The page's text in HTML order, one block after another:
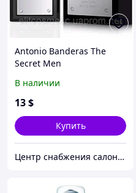
Antonio Banderas The
Secret Men
В наличии
13$
Купить
Центр снабжения салонов красоты DenIC